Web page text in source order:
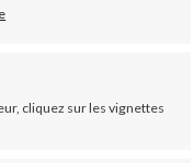
cliquez sur les vignettes